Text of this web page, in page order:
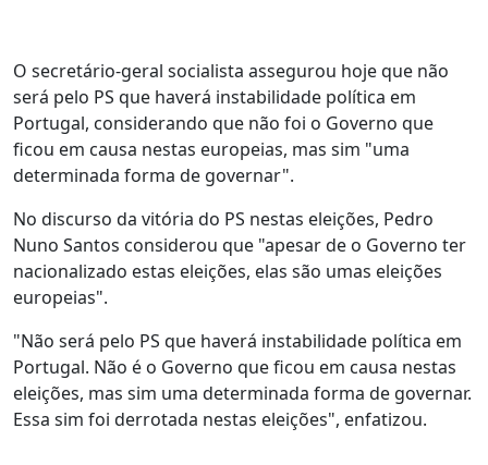
O secretário-geral socialista assegurou hoje que não
será pelo PS que haverá instabilidade política em
Portugal, considerando que não foi o Governo que
ficou em causa nestas europeias, mas sim "uma
determinada forma de governar".
No discurso da vitória do PS nestas eleições, Pedro
Nuno Santos considerou que "apesar de o Governo ter
nacionalizado estas eleições, elas são umas eleições
europeias".
"Não será pelo PS que haverá instabilidade política em
Portugal. Não é o Governo que ficou em causa nestas
eleições, mas sim uma determinada forma de governar.
Essa sim foi derrotada nestas eleições", enfatizou.